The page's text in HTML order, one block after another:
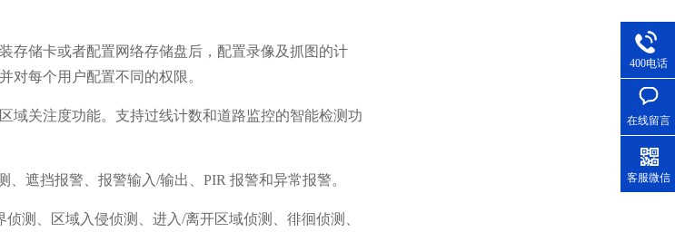
存储卡或者配置网络存储盘后，配置录像及抓图的计
对每个用户配置不同的权限。
域关注度功能。支持过线计数和道路监控的智能检测功
遮挡报警、报警输入/输出、PIR 报警和异常报警。
测、区域入侵侦测、进入/离开区域侦测、徘徊侦测、
400电话
在线留言
客服微信